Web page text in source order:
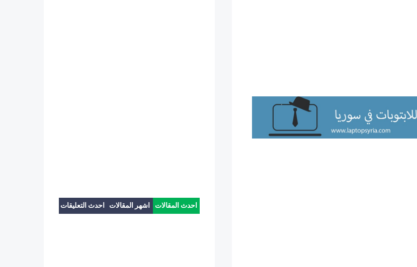
احدث المقالات اشهر المقالات احدث التعليقات